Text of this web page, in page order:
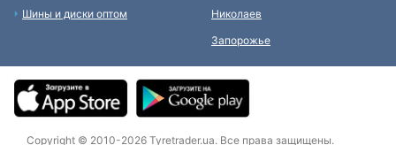
Шины и диски оптом
Николаев
Запорожье
Copyright © 2010-2026 Tyretrader.ua. Все права защищены.